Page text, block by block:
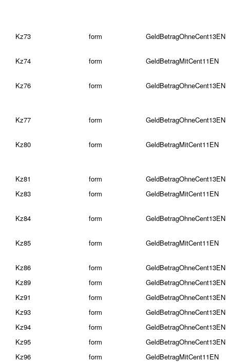
Kz73 form GeldBetragOhneCent13EN
Kz74 form GeldBetragMitCent11EN
Kz76 form GeldBetragOhneCent13EN
Kz77 form GeldBetragOhneCent13EN
Kz80 form GeldBetragMitCent11EN
Kz81 form
GeldBetragOhneCent13EN
Kz83
form GeldBetragMitCent11EN
Kz84 form GeldBetragOhneCent13EN
Kz85 form GeldBetragMitCent11EN
Kz86 form
GeldBetragOhneCent13EN
Kz89
form
GeldBetragOhneCent13EN
Kz91
form
GeldBetragOhneCent13EN
Kz93
form
GeldBetragOhneCent13EN
Kz94
form
GeldBetragOhneCent13EN
Kz95
form
GeldBetragOhneCent13EN
Kz96
form GeldBetragMitCent11EN